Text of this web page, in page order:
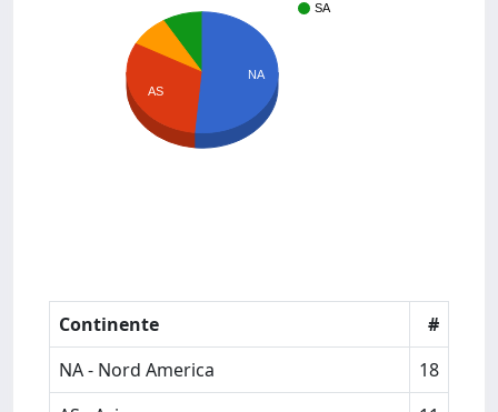
SA
AS
NA
Continente
#
NA - Nord America
18